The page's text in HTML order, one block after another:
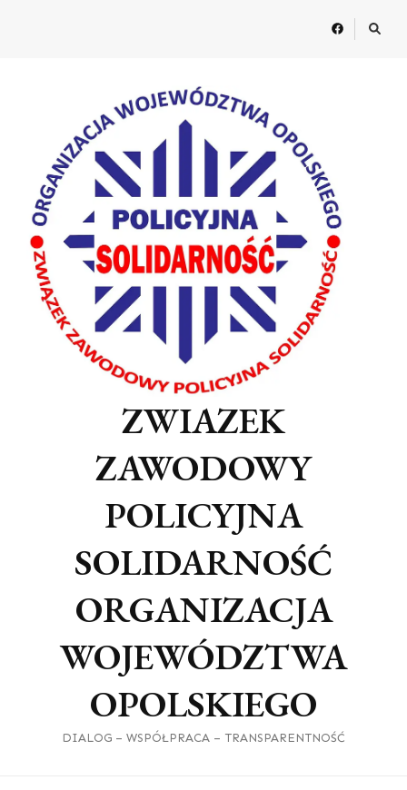
ZWIAZEK
ZAWODOWY
POLICYJNA
SOLIDARNOŚĆ
ORGANIZACJA
WOJEWÓDZTWA
OPOLSKIEGO
DIALOG – WSPÓŁPRACA – TRANSPARENTNOŚĆ